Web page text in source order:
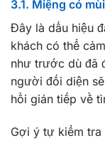
3.1. Miệng có
Đây là dấu hiệu
khách có thể
như trước dù đã
người đối diện
hồi gián tiếp về
Gợi ý tự kiểm tra